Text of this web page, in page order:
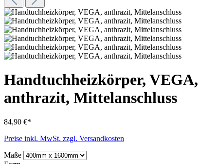
Handtuchheizkörper, VEGA,
anthrazit, Mittelanschluss
84,90 €*
Preise inkl. MwSt. zzgl. Versandkosten
Maße